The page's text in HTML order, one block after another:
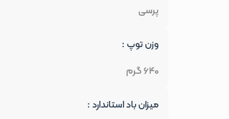
پرسی
وزن توپ :
640 گرم
میزان باد استاندارد :